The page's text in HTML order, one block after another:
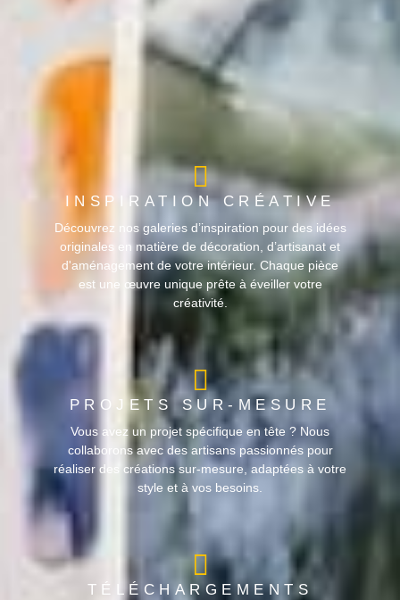
INSPIRATION CRÉATIVE
Découvrez nos galeries d’inspiration pour des idées
originales en matière de décoration, d’artisanat et
d'aménagement de votre intérieur. Chaque pièce
est une œuvre unique prête à éveiller votre
créativité.
PROJETS SUR-MESURE
Vous avez un projet spécifique en tête ? Nous
collaborons avec des artisans passionnés pour
réaliser des créations sur-mesure, adaptées à votre
style et à vos besoins.
TÉLÉCHARGEMENTS